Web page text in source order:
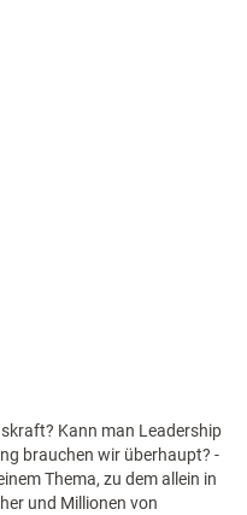
Kann man Leadership
brauchen wir überhaupt? -
Thema, zu dem allein in
und Millionen von